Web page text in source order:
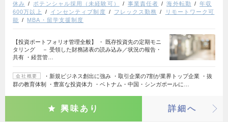
休み
ポテンシャル採用（未経験可） 事業責任者 海外転勤
年収
600万以上
インセンティブ制度 フレックス勤務
リモートワーク可
能
MBA・留学支援制度
【投資ポートフォリオ管理全般】 ・ 既存投資先の定期モニ
タリング － 受領した財務諸表の読み込み／状況の報告・
共有 ・経営管…
会社概要
・新規ビジネス創出に強み ・取引企業の7割が業界トップ企業 ・抜
群の教育体制 ・豊富な投資体力 ・ベトナム・中国・シンガポールに…
興味あり 詳細へ